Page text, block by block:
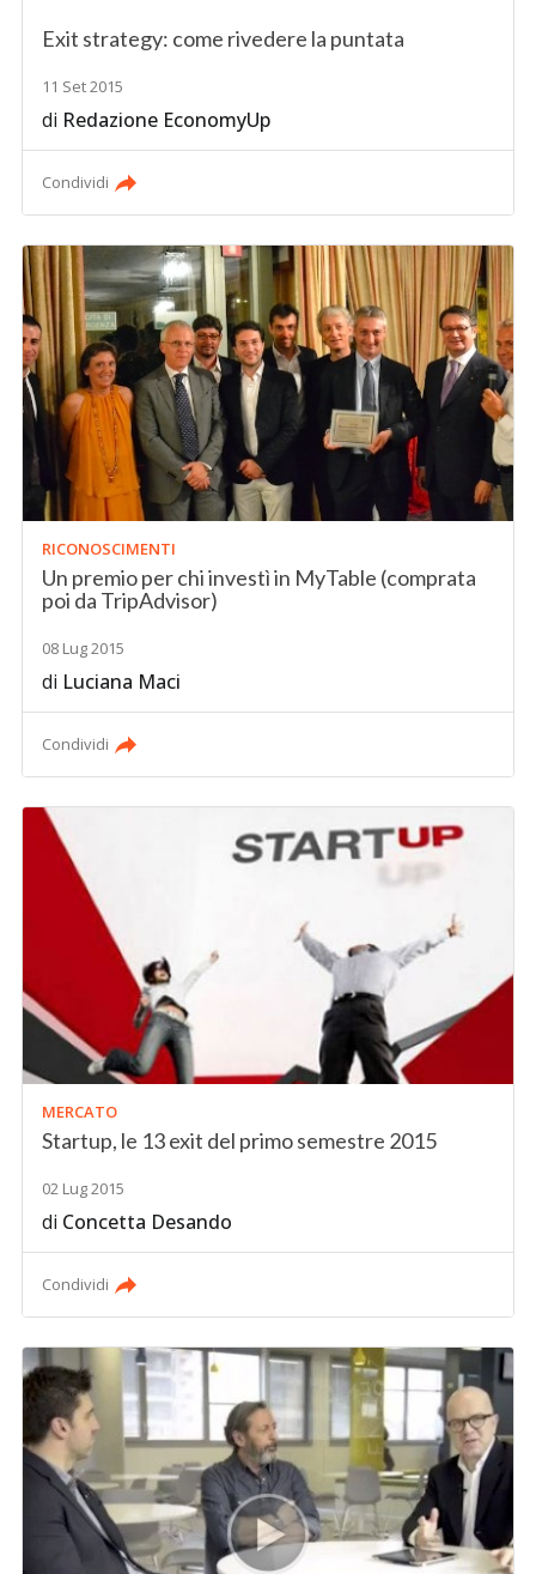
Exit strategy: come rivedere la puntata
11 Set 2015
di Redazione EconomyUp
Condividi
RICONOSCIMENTI
Un premio per chi investì in MyTable (comprata
poi da TripAdvisor)
08 Lug 2015
di Luciana Maci
Condividi
MERCATO
Startup, le 13 exit del primo semestre 2015
02 Lug 2015
di Concetta Desando
Condividi